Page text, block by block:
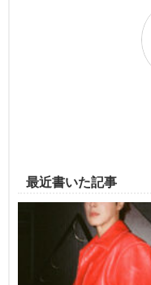
最近書いた記事